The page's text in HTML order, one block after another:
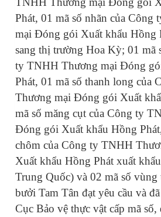
Phát, 01 mã số nhãn của
mại Đóng gói Xuất khẩu Hồng
sang thị trường Hoa Kỳ; 01 mã
ty TNHH Thương mại Đóng
Phát, 01 mã số thanh long của
Thương mại Đóng gói Xuất
mã số măng cụt của Công ty
Đóng gói Xuất khẩu Hồng
chôm của Công ty TNHH
Xuất khẩu Hồng Phát xuất
Trung Quốc) và 02 mã số
bưởi Tam Tân đạt yêu cầu và
Cục Bảo vệ thực vật cấp mã số,